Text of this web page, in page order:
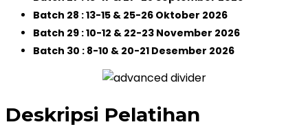
Batch 28 : 13-15 & 25-26 Oktober 2026
Batch 29 : 10-12 & 22-23 November 2026
Batch 30 : 8-10 & 20-21 Desember 2026
Deskripsi Pelatihan